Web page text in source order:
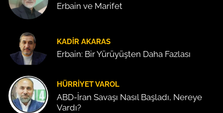
Erbain ve Marifet
KADIR AKARAS
Erbain: Bir Yürüyüşten Daha Fazlası
HÜRRIYET VAROL
ABD-İran Savaşı Nasıl Başladı, Nereye
Vardı?